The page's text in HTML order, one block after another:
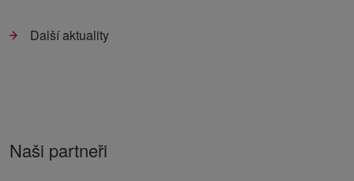
Další aktuality
Naši partneři